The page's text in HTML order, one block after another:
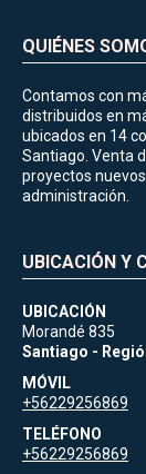
QUIÉNES
Contamos con
distribuidos en
ubicados en 14
Santiago. Venta
proyectos
administración.
UBICACIÓN Y
UBICACIÓN
Morandé 835
Santiago -
MÓVIL
+56229256869
TELÉFONO
+56229256869